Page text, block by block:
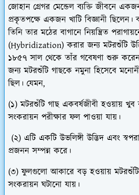
জোহান গ্রেগর মেন্ডেল ব্যক্তি জীবনে
প্রকৃতপক্ষে একজন খাটি বিজ্ঞানী ছিলেন।
তিনি তার মঠের বাগানে নিয়ন্ত্রিত
(Hybridization) করার জন্য মটরশুঁটি
১৮৫৭সাল থেকে তাঁর গবেষণা শুরু
জন্য মটরশুঁটি গাছকে নমুনা হিসেবে
ছিল। যেমন,
(১) মটরশুঁটি গাছ একবর্ষজীবী হওয়ায়
সংকরায়ন পরীক্ষার ফল পাওয়া যায়।
(২) এটি একটি উভলিঙ্গী উদ্ভিদ এবং
প্রজনন সম্পন্ন করে।
(৩) ফুলগুলো আকারে বড় হওয়ায়
সংকরায়ন ঘটানো যায়।